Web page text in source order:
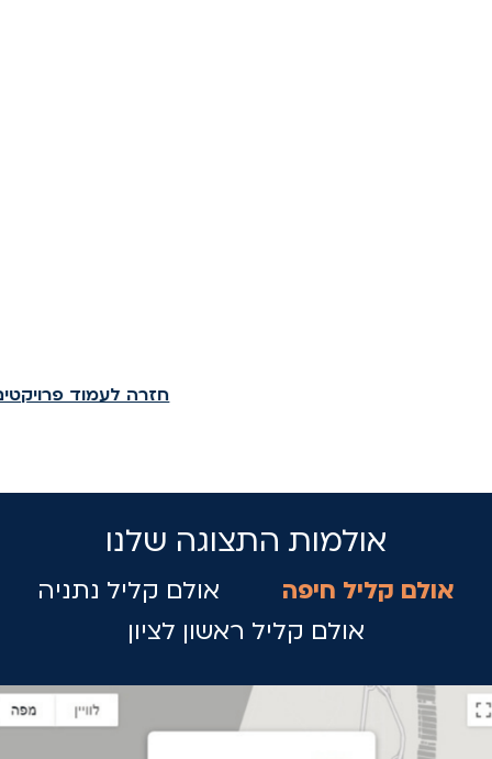
אולמות התצוגה שלנו
אולם קליל חיפה
אולם קליל נתניה
אולם קליל ראשון לציון